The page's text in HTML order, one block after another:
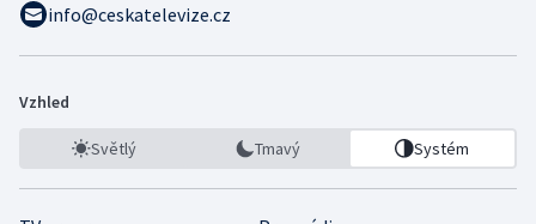
info@ceskatelevize.cz
Vzhled
Světlý Tmavý Systém